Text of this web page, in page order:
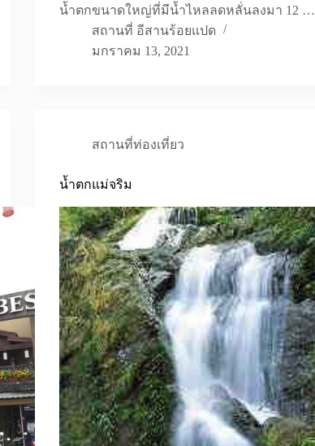
น้ำตกขนาดใหญ่ที่มีน้ำไหลลดหลั่นลงมา 12 …
สถานที่ อีสานร้อยแปด
มกราคม 13, 2021
สถานที่ท่องเที่ยว
น้ำตกแม่จริม